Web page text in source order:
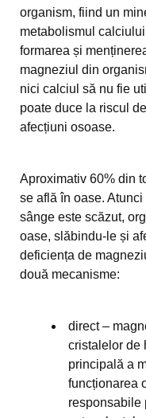
organism, fiind un
metabolismul
formarea și
magneziul din
nici calciul să nu fie
poate duce la riscul
afecțiuni osoase.
Aproximativ 60% din
se află în oase.
sânge este scăzut,
oase, slăbindu-le și
deficiența de
două mecanisme:
direct –
cristalelor de
principală a
funcționarea
responsabile